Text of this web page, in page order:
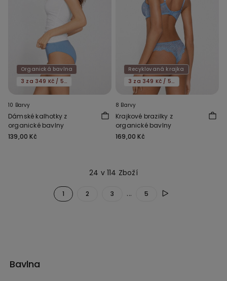
Organická bavlna
3 za 349 Kč / 5 za 549 Kč
10 Barvy
Dámské kalhotky z
organické bavlny
139,00 Kč
Recyklovaná krajka
3 za 349 Kč / 5 za 549 Kč
8 Barvy
Krajkové brazilky z
organické bavlny
169,00 Kč
24 v 114 Zboží
1 2 3 ... 5
Bavlna